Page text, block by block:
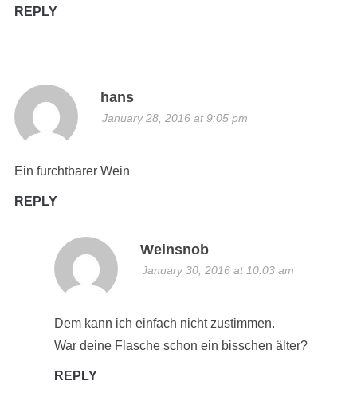
REPLY
hans
January 28, 2016 at 9:05 pm
Ein furchtbarer Wein
REPLY
Weinsnob
January 30, 2016 at 10:03 am
Dem kann ich einfach nicht zustimmen.
War deine Flasche schon ein bisschen älter?
REPLY